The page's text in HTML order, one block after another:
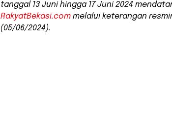
tanggal 13 Juni hingga 17 Juni 2024
RakyatBekasi.com melalui keterangan
(05/06/2024).